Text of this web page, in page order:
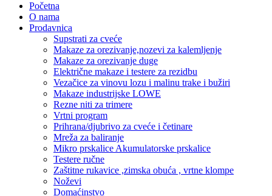
Početna
O nama
Prodavnica
Supstrati za cveće
Makaze za orezivanje,nozevi za kalemljenje
Makaze za orezivanje duge
Električne makaze i testere za rezidbu
Vezačice za vinovu lozu i malinu trake i bužiri
Makaze industrijske LOWE
Rezne niti za trimere
Vrtni program
Prihrana/djubrivo za cveće i četinare
Mreža za baliranje
Mikro prskalice Akumulatorske prskalice
Testere ručne
Zaštitne rukavice ,zimska obuća , vrtne klompe
Noževi
Domaćinstvo